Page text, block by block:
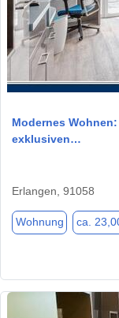
Modernes
exklusiven…
Erlangen, 91058
Wohnung ca.